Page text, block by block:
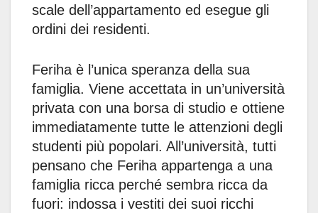
scale dell’appartamento ed esegue gli
ordini dei residenti.
Feriha è l’unica speranza della sua
famiglia. Viene accettata in un’università
privata con una borsa di studio e ottiene
immediatamente tutte le attenzioni degli
studenti più popolari. All’università, tutti
pensano che Feriha appartenga a una
famiglia ricca perché sembra ricca da
fuori: indossa i vestiti dei suoi ricchi